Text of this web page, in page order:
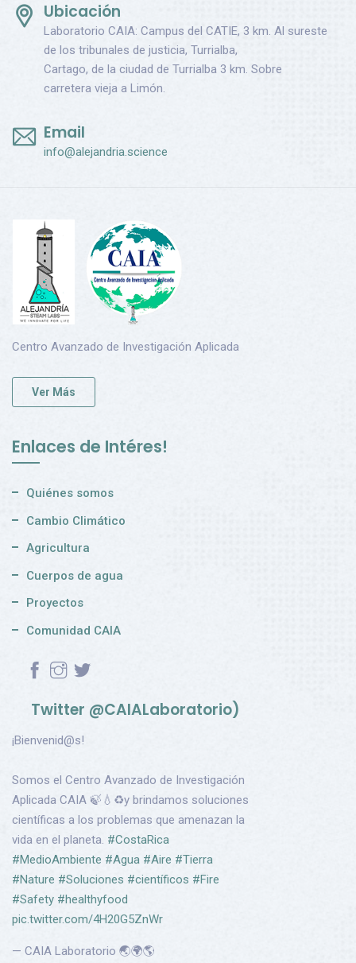
Ubicación
Laboratorio CAIA: Campus del CATIE, 3 km. Al sureste
de los tribunales de justicia, Turrialba,
Cartago, de la ciudad de Turrialba 3 km. Sobre
carretera vieja a Limón.
Email
info@alejandria.science
Centro Avanzado de Investigación Aplicada
Ver Más
Enlaces de Intéres!
Quiénes somos
Cambio Climático
Agricultura
Cuerpos de agua
Proyectos
Comunidad CAIA
Twitter @CAIALaboratorio)
¡Bienvenid@s!
Somos el Centro Avanzado de Investigación
Aplicada CAIA 🍃💧♻️y brindamos soluciones
científicas a los problemas que amenazan la
vida en el planeta. #CostaRica
#MedioAmbiente #Agua #Aire #Tierra
#Nature #Soluciones #científicos #Fire
#Safety #healthyfood
pic.twitter.com/4H20G5ZnWr
— CAIA Laboratorio 🌏🌍🌎